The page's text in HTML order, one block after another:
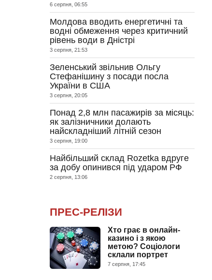
6 серпня, 06:55
Молдова вводить енергетичні та
водні обмеження через критичний
рівень води в Дністрі
3 серпня, 21:53
Зеленський звільнив Ольгу
Стефанішину з посади посла
України в США
3 серпня, 20:05
Понад 2,8 млн пасажирів за місяць:
як залізничники долають
найскладніший літній сезон
3 серпня, 19:00
Найбільший склад Rozetka вдруге
за добу опинився під ударом РФ
2 серпня, 13:06
ПРЕС-РЕЛІЗИ
Хто грає в онлайн-
казино і з якою
метою? Соціологи
склали портрет
7 серпня, 17:45